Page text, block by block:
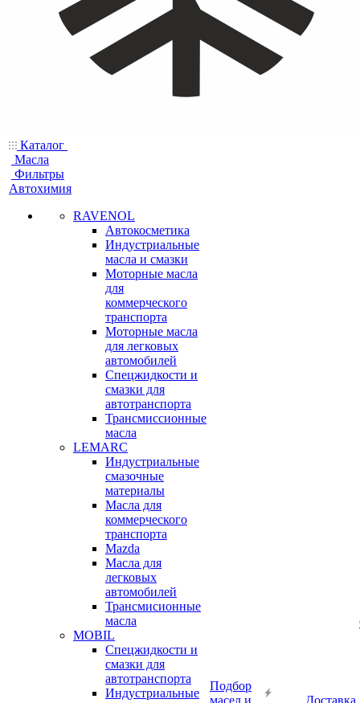
Каталог
Масла
Фильтры
Автохимия
RAVENOL
Автокосметика
Индустриальные
масла и смазки
Моторные масла
для
коммерческого
транспорта
Моторные масла
для легковых
автомобилей
Спецжидкости и
смазки для
автотранспорта
Трансмиссионные
масла
LEMARC
Индустриальные
смазочные
материалы
Масла для
коммерческого
транспорта
Mazda
Масла для
легковых
автомобилей
Трансмисионные
масла
MOBIL
Cпецжидкости и
смазки для
автотранспорта
Индустриальные
Подбор
масел и
Доставка